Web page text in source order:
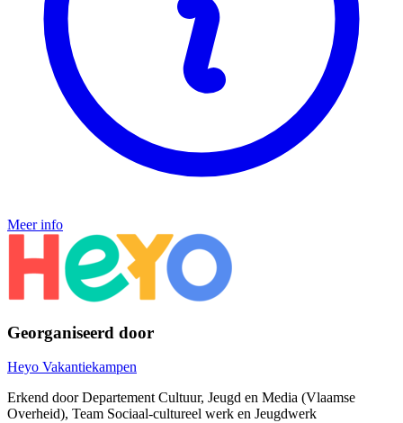
Meer info
Georganiseerd door
Heyo Vakantiekampen
Erkend door Departement Cultuur, Jeugd en Media (Vlaamse
Overheid), Team Sociaal-cultureel werk en Jeugdwerk